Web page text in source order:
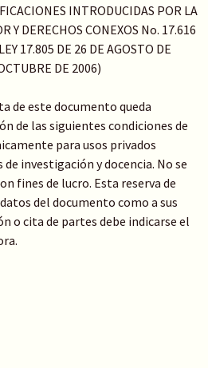
INTRODUCIDAS POR LA
Y DERECHOS CONEXOS No. 17.616
17.805 DE 26 DE AGOSTO DE
DE 2006)
de este documento queda
de las siguientes condiciones de
para usos privados
investigación y docencia. No se
fines de lucro. Esta reserva de
del documento como a sus
o cita de partes debe indicarse el